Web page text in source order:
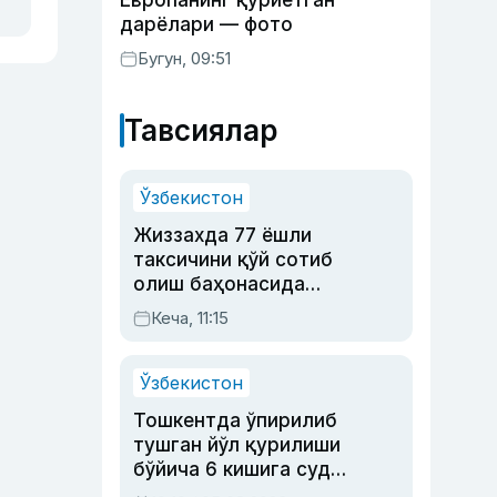
дарёлари — фото
Бугун, 09:51
Тавсиялар
Ўзбекистон
Жиззахда 77 ёшли
таксичини қўй сотиб
олиш баҳонасида
яйловга олиб бориб
ўлдирган йигит 20
Кеча, 11:15
Ўзбекистон
Тошкентда ўпирилиб
тушган йўл қурилиши
бўйича 6 кишига суд